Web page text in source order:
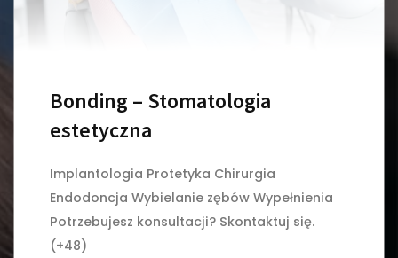
Bonding – Stomatologia
estetyczna
Implantologia Protetyka Chirurgia
Endodoncja Wybielanie zębów Wypełnienia
Potrzebujesz konsultacji? Skontaktuj się.
(+48)